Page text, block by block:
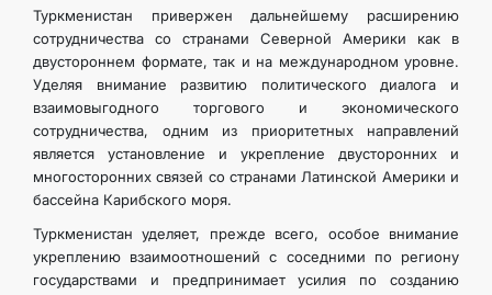
Туркменистан привержен дальнейшему расширению
сотрудничества со странами Северной Америки как в
двустороннем формате, так и на международном уровне.
Уделяя внимание развитию политического диалога и
взаимовыгодного торгового и экономического
сотрудничества, одним из приоритетных направлений
является установление и укрепление двусторонних и
многосторонних связей со странами Латинской Америки и
бассейна Карибского моря.
Туркменистан уделяет, прежде всего, особое внимание
укреплению взаимоотношений с соседними по региону
государствами и предпринимает усилия по созданию